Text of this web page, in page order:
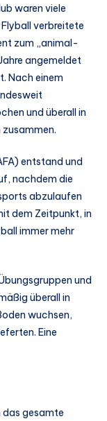
waren viele
verbreitete
zum „animal-
angemeldet
Nach einem
und überall in
zusammen.
entstand und
nachdem die
abzulaufen
dem Zeitpunkt, in
immer mehr
und
überall in
wuchsen,
Eine
das gesamte